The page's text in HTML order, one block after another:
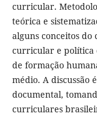
curricular.
teórica e
alguns conceitos
curricular e política
de formação
médio. A discussão
documental,
curriculares